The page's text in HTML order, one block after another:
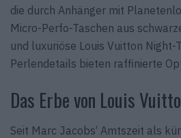
die durch Anhänger mit
Micro-Perfo-Taschen aus
und luxuriöse Louis Vuitton Night-
Perlendetails bieten raffinierte
Das Erbe von Louis
Seit Marc Jacobs‘ Amtszeit als